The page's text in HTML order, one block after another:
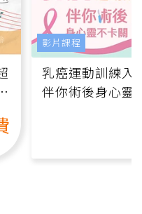
乳癌運動訓練入
伴你術後身心靈
影片課程